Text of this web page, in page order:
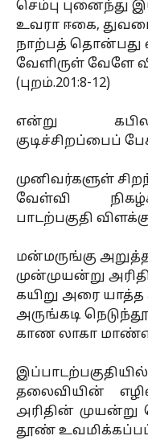
செம்பு புனைந்து
உவரா ஈகை,
நாற்பத் தொன்பது
வேளிருள்
(புறம்.201:8-12)
என்று
குடிச்சிறப்பைப்
முனிவர்களுள்
வேள்வி
பாடற்பகுதி
மன்மருங்கு
முன்முயன்று
கயிறு அரை
அருங்கடி
காண லாகா
தலைவியின்
௮ரிதின்
தூண்